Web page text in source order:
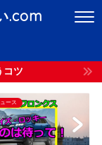
.com
コツ
ース